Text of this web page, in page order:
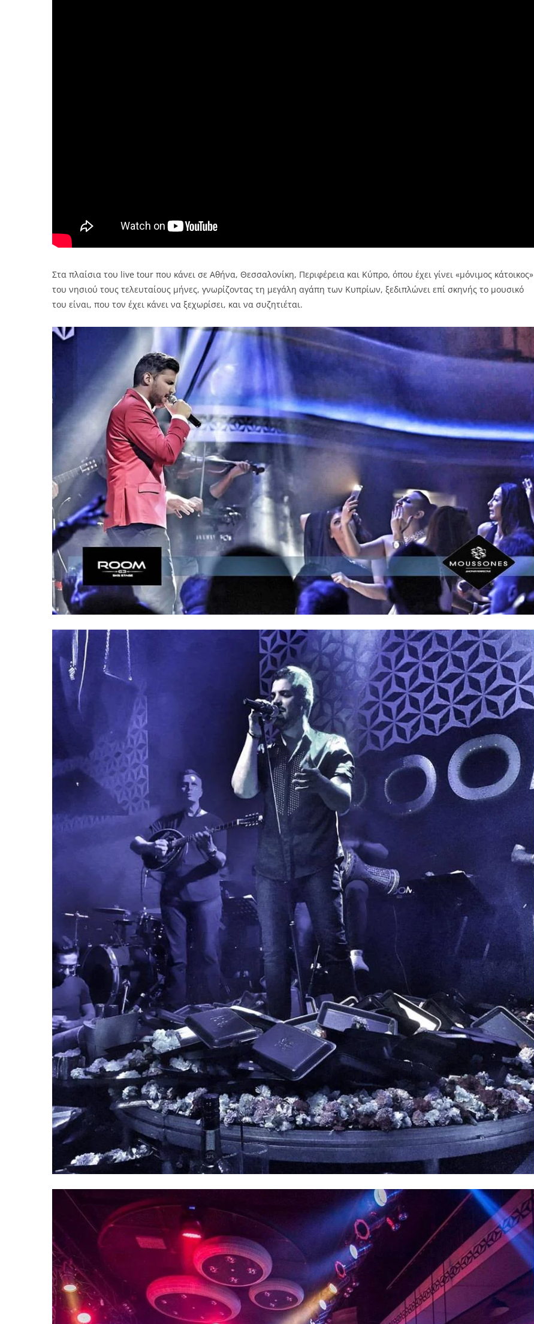
Στα πλαίσια του live tour που κάνει σε Αθήνα, Θεσσαλονίκη, Περιφέρεια και Κύπρο, όπου έχει γίνει «μόνιμος κάτοικος»
του νησιού τους τελευταίους μήνες, γνωρίζοντας τη μεγάλη αγάπη των Κυπρίων, ξεδιπλώνει επί σκηνής το μουσικό
του είναι, που τον έχει κάνει να ξεχωρίσει, και να συζητιέται.